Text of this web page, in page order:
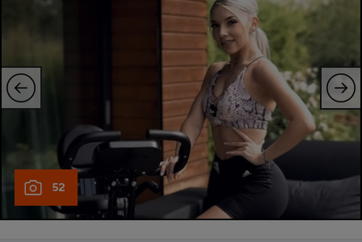
52